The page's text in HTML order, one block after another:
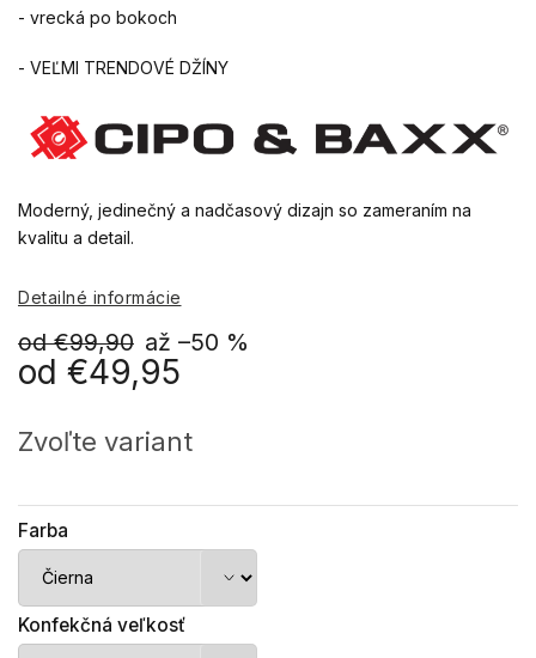
od €99,90 až –50 %
od €49,95
cena:
Zvoľte variant
Farba
Konfekčná veľkosť
- vrecká po bokoch
- VEĽMI TRENDOVÉ DŽÍNY
Moderný, jedinečný a nadčasový dizajn so zameraním na
kvalitu a detail.
Detailné informácie